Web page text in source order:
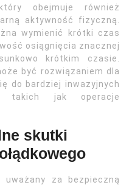
obejmuje również
aktywność fizyczną.
wymienić krótki czas
osiągnięcia znacznej
krótkim czasie.
być rozwiązaniem dla
do bardziej inwazyjnych
takich jak operacje
skutki
uważany za bezpieczną